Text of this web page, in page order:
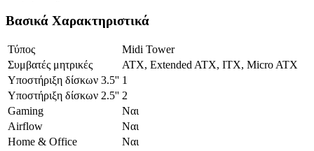
Βασικά Χαρακτηριστικά
Τύπος
Midi Tower
Συμβατές μητρικές
ATX, Extended ATX, ITX, Micro ATX
Υποστήριξη δίσκων 3.5'' 1
Υποστήριξη δίσκων 2.5'' 2
Gaming
Ναι
Airflow
Ναι
Home & Office
Ναι